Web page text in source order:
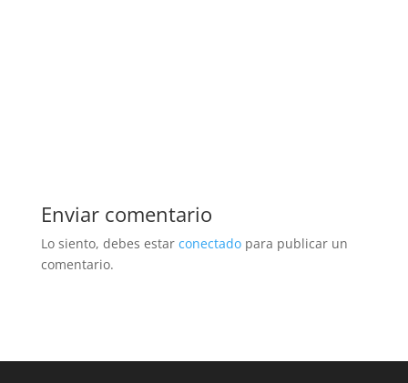
Enviar comentario
Lo siento, debes estar conectadopara publicar un
comentario.